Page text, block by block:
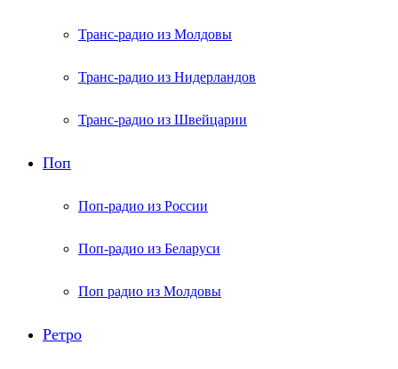
Транс-радио из Молдовы
Транс-радио из Нидерландов
Транс-радио из Швейцарии
Поп
Поп-радио из России
Поп-радио из Беларуси
Поп радио из Молдовы
Ретро